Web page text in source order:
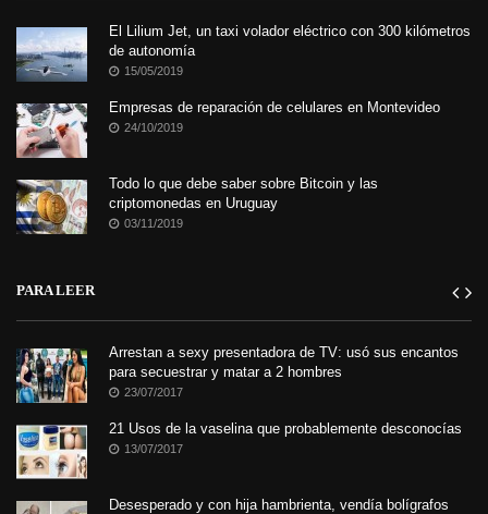
El Lilium Jet, un taxi volador eléctrico con 300 kilómetros
de autonomía
15/05/2019
Empresas de reparación de celulares en Montevideo
24/10/2019
Todo lo que debe saber sobre Bitcoin y las
criptomonedas en Uruguay
03/11/2019
PARA LEER
Arrestan a sexy presentadora de TV: usó sus encantos
para secuestrar y matar a 2 hombres
23/07/2017
21 Usos de la vaselina que probablemente desconocías
13/07/2017
Desesperado y con hija hambrienta, vendía bolígrafos